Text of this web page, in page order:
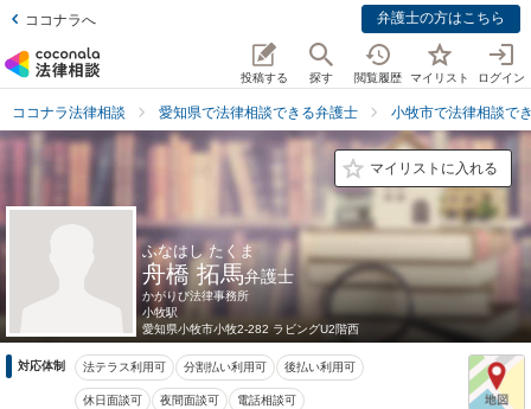
ココナラへ 弁護士の方はこちら
投稿する 探す 閲覧履歴 マイリスト ログイン
ココナラ法律相談 愛知県で法律相談できる弁護士 小牧市で法律相談で
マイリストに入れる
ふなはし たくま
舟橋 拓馬弁護士
かがりび法律事務所
小牧駅
愛知県小牧市小牧2-282 ラビングU2階西
対応体制 法テラス利用可 分割払い利用可 後払い利用可
休日面談可 夜間面談可 電話相談可